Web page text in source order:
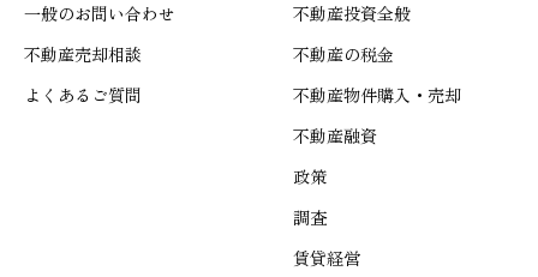
一般のお問い合わせ
不動産売却相談
よくあるご質問
不動産投資全般
不動産の税金
不動産物件購入・売却
不動産融資
政策
調査
賃貸経営